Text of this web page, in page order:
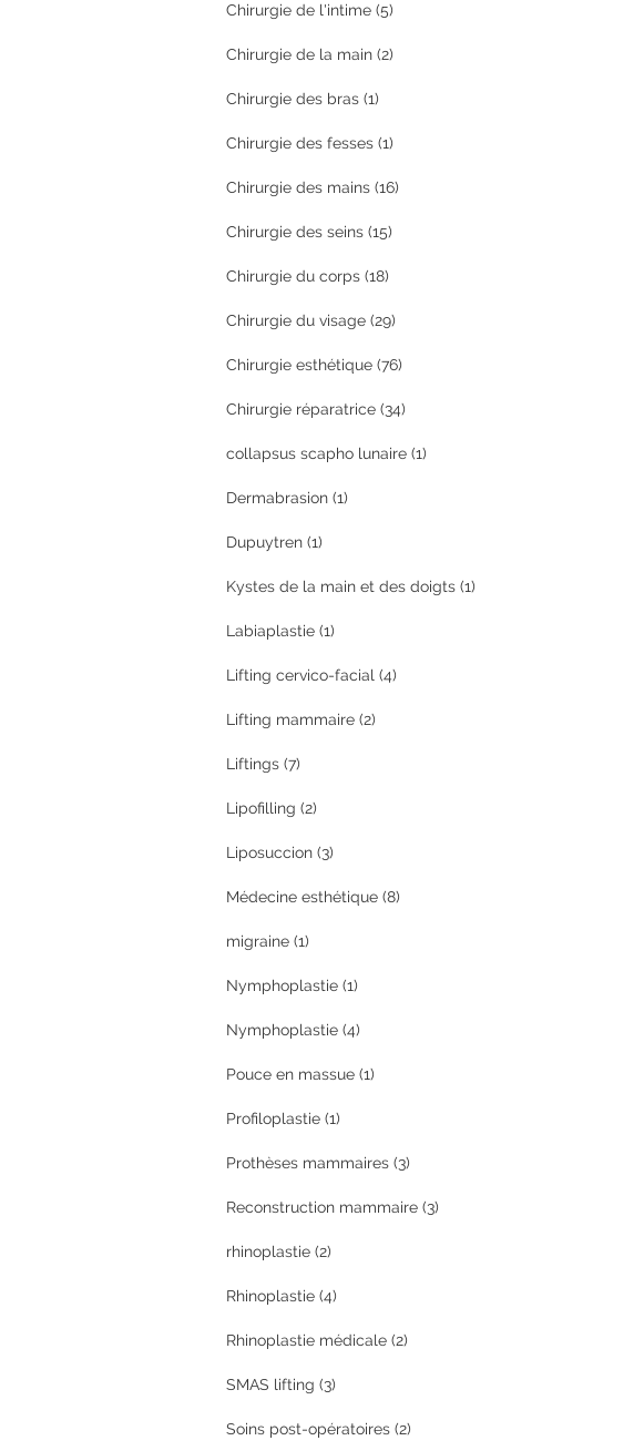
Chirurgie de l'intime (5)
Chirurgie de la main (2)
Chirurgie des bras (1)
Chirurgie des fesses (1)
Chirurgie des mains (16)
Chirurgie des seins (15)
Chirurgie du corps (18)
Chirurgie du visage (29)
Chirurgie esthétique (76)
Chirurgie réparatrice (34)
collapsus scapho lunaire (1)
Dermabrasion (1)
Dupuytren (1)
Kystes de la main et des doigts (1)
Labiaplastie (1)
Lifting cervico-facial (4)
Lifting mammaire (2)
Liftings (7)
Lipofilling (2)
Liposuccion (3)
Médecine esthétique (8)
migraine (1)
Nymphoplastie (1)
Nymphoplastie (4)
Pouce en massue (1)
Profiloplastie (1)
Prothèses mammaires (3)
Reconstruction mammaire (3)
rhinoplastie (2)
Rhinoplastie (4)
Rhinoplastie médicale (2)
SMAS lifting (3)
Soins post-opératoires (2)